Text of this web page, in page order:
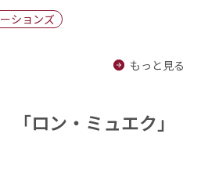
棋王戦
ションズ
もっと見る
ロン・ミュエク」